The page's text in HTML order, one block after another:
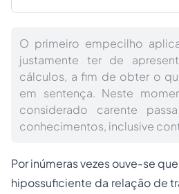
O primeiro empecilho
justamente ter de
cálculos, a fim de obter o
em sentença. Neste
considerado carente
conhecimentos, inclusive
Por inúmeras vezes ouve-se
hipossuficiente da relação de